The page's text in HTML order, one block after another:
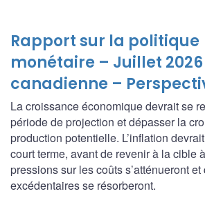
Rapport sur la politique
monétaire – Juillet
canadienne –
La croissance économique devrait se
période de projection et dépasser la
production potentielle. L’inflation
court terme, avant de revenir à la cible
pressions sur les coûts s’atténueront
excédentaires se résorberont.